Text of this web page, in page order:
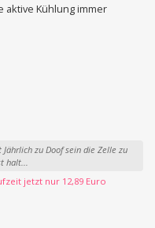
aktive Kühlung immer
zu Doof sein die Zelle zu
jetzt nur 12,89 Euro